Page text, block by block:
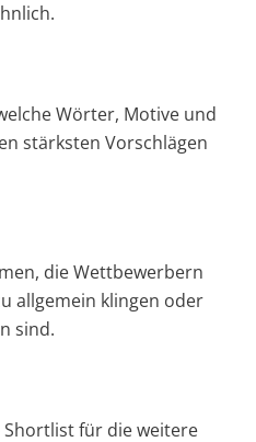
Wörter, Motive und
stärksten Vorschlägen
die Wettbewerbern
allgemein klingen oder
sind.
Shortlist für die weitere